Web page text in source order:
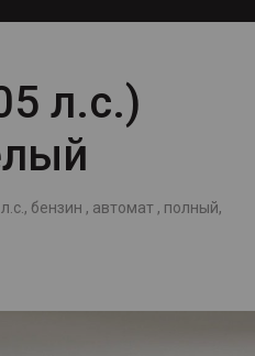
л.с.)
бензин , автомат , полный,